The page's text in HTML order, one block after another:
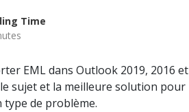
Time
EML dans Outlook 2019, 2016 et
sujet et la meilleure solution pour
de problème.